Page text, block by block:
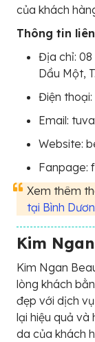
của khách
Thông tin
Địa chỉ: 08
Dầu Một,
Điện thoại:
Email:
Website:
Fanpage:
Xem thêm
tại Bình
Kim
Kim Ngan
lòng khách
đẹp với dịch
lại hiệu quả và
da của khách